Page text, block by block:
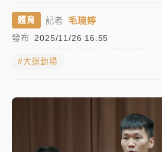
父親節泡湯了！中颱白海豚雨彈
雨熱區曝
中信慈善基金會想增加董事人數
體育 記者 毛琬婷
發布 2025/11/26 16:55
#大運動場